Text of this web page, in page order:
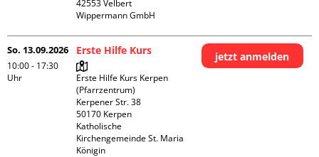
42553 Velbert
Wippermann GmbH
So. 13.09.2026
10:00 - 17:30
Uhr
Erste Hilfe Kurs
Erste Hilfe Kurs Kerpen
(Pfarrzentrum)
Kerpener Str. 38
50170 Kerpen
Katholische
Kirchengemeinde St. Maria
Königin
jetzt anmelden